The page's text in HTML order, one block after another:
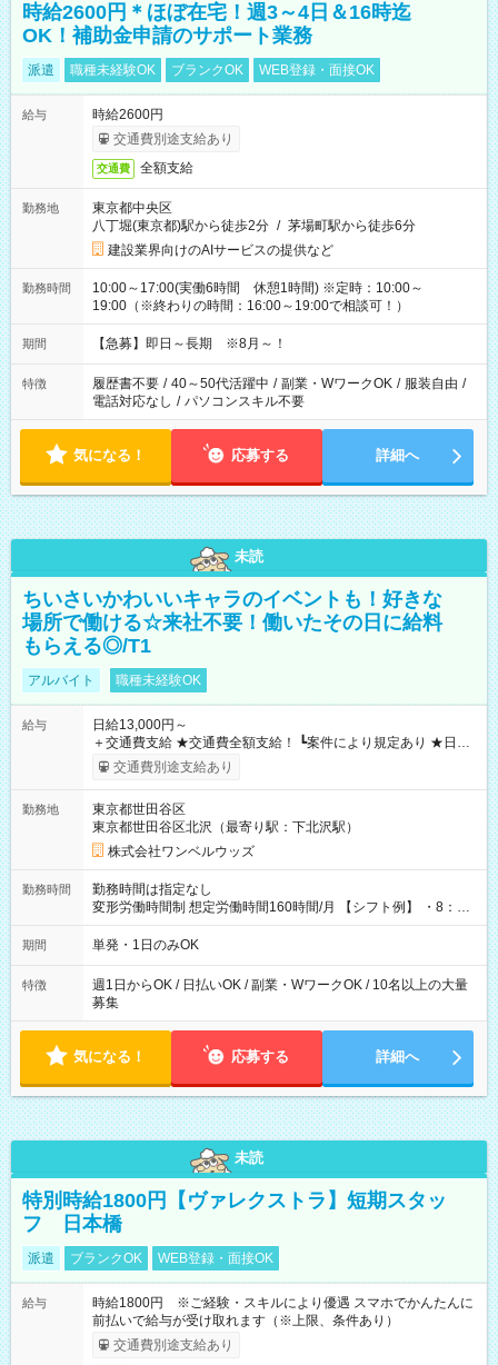
時給2600円＊ほぼ在宅！週3～4日＆16時迄
OK！補助金申請のサポート業務
派遣 職種未経験OK ブランクOK WEB登録・面接OK
給与
時給2600円
交通費別途支給あり
交通費 全額支給
勤務地
東京都中央区
八丁堀(東京都)駅から徒歩2分 / 茅場町駅から徒歩6分
建設業界向けのAIサービスの提供など
勤務時間
10:00～17:00(実働6時間 休憩1時間) ※定時：10:00～
19:00（※終わりの時間：16:00～19:00で相談可！）
期間 【急募】即日～長期 ※8月～！
特徴 履歴書不要 / 40～50代活躍中 / 副業・WワークOK / 服装自由 /
電話対応なし / パソコンスキル不要
気になる！ 応募する 詳細へ
未読
ちいさいかわいいキャラのイベントも！好きな
場所で働ける☆来社不要！働いたその日に給料
もらえる◎/T1
アルバイト 職種未経験OK
給与
日給13,000円～
＋交通費支給 ★交通費全額支給！ ┗案件により規定あり ★日払
いOK！（規定あり） ┗働いたその日に現金GET♪ お仕事後はコ
ンビニATMから 日払い分を引き落とせます！ 【試用期間】試
交通費別途支給あり
勤務地
東京都世田谷区
東京都世田谷区北沢（最寄り駅：下北沢駅）
株式会社ワンベルウッズ
勤務時間
勤務時間は指定なし
変形労働時間制 想定労働時間160時間/月 【シフト例】 ・8：00
～21：00
期間 単発・1日のみOK
特徴
週1日からOK / 日払いOK / 副業・WワークOK / 10名以上の大量
募集
気になる！ 応募する 詳細へ
未読
特別時給1800円【ヴァレクストラ】短期スタッ
フ 日本橋
派遣 ブランクOK WEB登録・面接OK
給与
時給1800円 ※ご経験・スキルにより優遇 スマホでかんたんに
前払いで給与が受け取れます（※上限、条件あり）
交通費別途支給あり